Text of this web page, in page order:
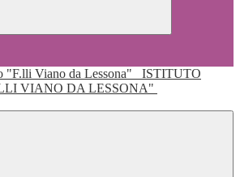
ISTITUTO
VIANO DA LESSONA"